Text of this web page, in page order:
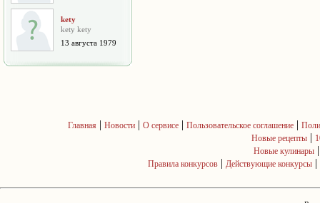
kety
kety kety
13 августа 1979
Главная | Новости| О сервисе| Пользовательское соглашение|
Новые рецепты |
Новые кулинары
Правила конкурсов | Действующие конкурсы |